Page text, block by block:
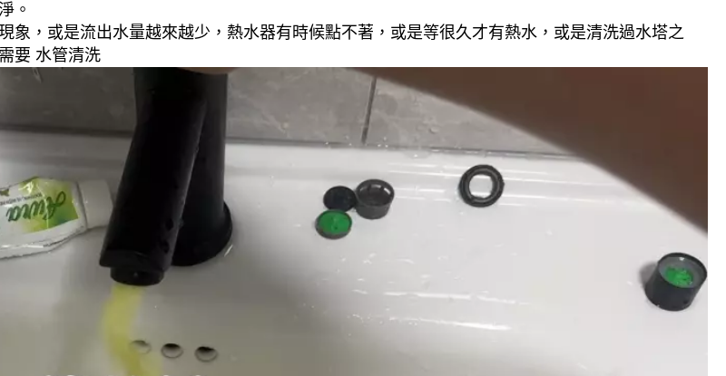
。
，或是流出水量越來越少，熱水器有時候點不著，或是等很久才有熱水，或是清洗過水塔之
要 水管清洗